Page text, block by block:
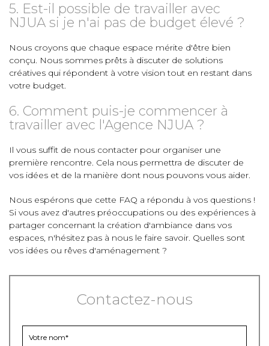
5. Est-il possible de travailler avec
NJUA si je n'ai pas de budget élevé ?
Nous croyons que chaque espace mérite d'être bien
conçu. Nous sommes prêts à discuter de solutions
créatives qui répondent à votre vision tout en restant dans
votre budget.
6. Comment puis-je commencer à
travailler avec l'Agence NJUA ?
Il vous suffit de nous contacter pour organiser une
première rencontre. Cela nous permettra de discuter de
vos idées et de la manière dont nous pouvons vous aider.
Nous espérons que cette FAQ a répondu à vos questions !
Si vous avez d'autres préoccupations ou des expériences à
partager concernant la création d'ambiance dans vos
espaces, n'hésitez pas à nous le faire savoir. Quelles sont
vos idées ou rêves d'aménagement ?
Contactez-nous